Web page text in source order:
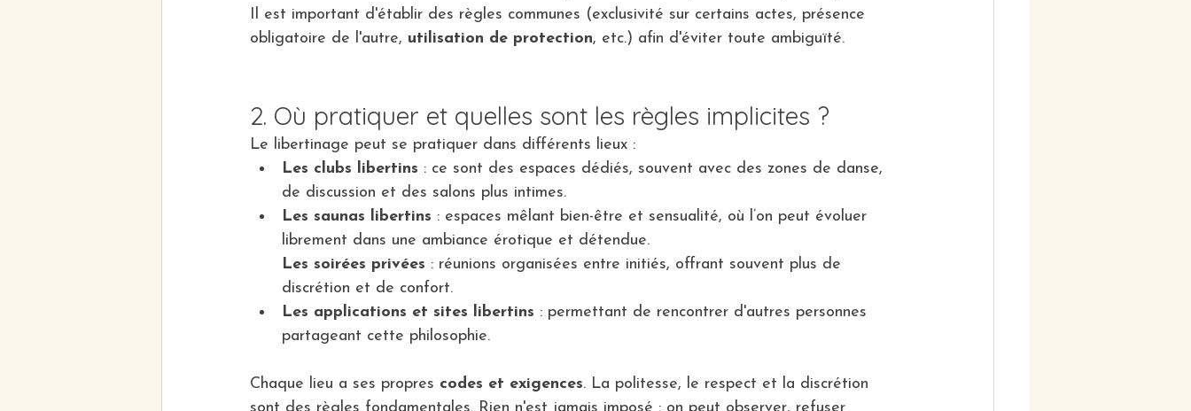
Il est important d'établir des règles communes (exclusivité sur certains actes, présence
obligatoire de l'autre, utilisation de protection, etc.) afin d'éviter toute ambiguïté.
2. Où pratiquer et quelles sont les règles implicites ?
Le libertinage peut se pratiquer dans différents lieux :
Les clubs libertins : ce sont des espaces dédiés, souvent avec des zones de danse,
de discussion et des salons plus intimes.
Les saunas libertins : espaces mêlant bien-être et sensualité, où l’on peut évoluer
librement dans une ambiance érotique et détendue.
Les soirées privées : réunions organisées entre initiés, offrant souvent plus de
discrétion et de confort.
Les applications et sites libertins : permettant de rencontrer d'autres personnes
partageant cette philosophie.
Chaque lieu a ses propres codes et exigences. La politesse, le respect et la discrétion